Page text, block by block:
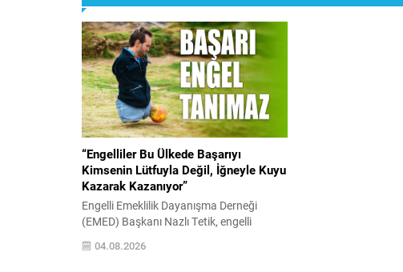
“Engelliler Bu Ülkede Başarıyı
Kimsenin Lütfuyla Değil, İğneyle Kuyu
Kazarak Kazanıyor”
Engelli Emeklilik Dayanışma Derneği
(EMED) Başkanı Nazlı Tetik, engelli
bireylerin eğitimden istihdama kadar
yaşamın her alanında karşı karşıya
04.08.2026